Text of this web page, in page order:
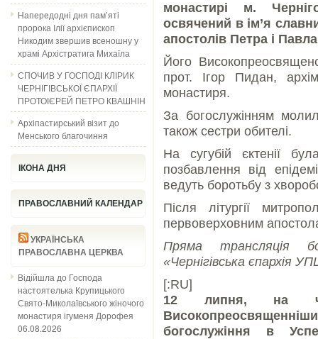
Напередодні дня пам’яті
пророка Ілії архієпископ
Никодим звершив всеношну у
храмі Архістратига Михаїла
СПОЧИВ У ГОСПОДІ КЛІРИК
ЧЕРНІГІВСЬКОЇ ЄПАРХІЇ
ПРОТОІЄРЕЙ ПЕТРО КВАШНІН
Архіпастирський візит до
Менського благочиння
ІКОНА ДНЯ
ПРАВОСЛАВНИЙ КАЛЕНДАР
УКРАЇНСЬКА
ПРАВОСЛАВНА ЦЕРКВА
Відійшла до Господа
настоятелька Крупицького
Свято-Миколаївського жіночого
монастиря ігуменя Дорофея
06.08.2026
монастирі м.
освячений в ім’я
апостолів Петра і
Його
прот. Ігор Пидан,
монастиря.
За богослужінням
також сестри обителі.
На сугубій єктенії
позбавлення від
ведуть боротьбу з
Після літургії
первоверховним
Пряма трансляція
«Чернігівська єпархія
[:RU]
12 липня, на
богослужіння в